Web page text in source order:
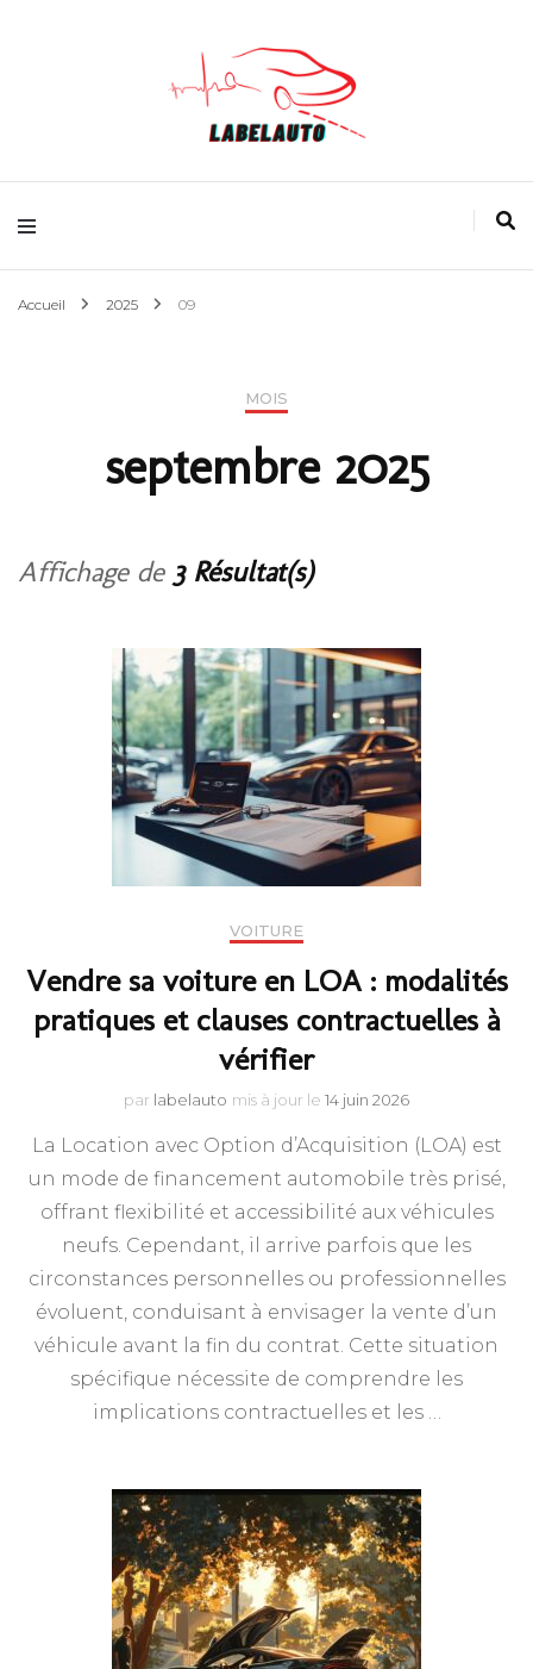
L'actualité Auto
Accueil 2025 09
MOIS
septembre 2025
Affichage de 3 Résultat(s)
VOITURE
Vendre sa voiture en LOA : modalités
pratiques et clauses contractuelles à
vérifier
par labelauto mis à jour le 14 juin 2026
La Location avec Option d’Acquisition (LOA) est
un mode de financement automobile très prisé,
offrant flexibilité et accessibilité aux véhicules
neufs. Cependant, il arrive parfois que les
circonstances personnelles ou professionnelles
évoluent, conduisant à envisager la vente d’un
véhicule avant la fin du contrat. Cette situation
spécifique nécessite de comprendre les
implications contractuelles et les …